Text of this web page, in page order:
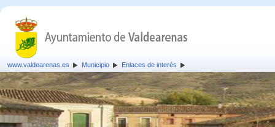
www.valdearenas.es Municipio Enlaces de interés